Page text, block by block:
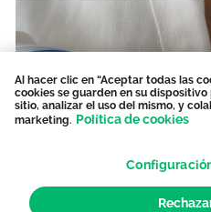
Reclamem un pla
protecció davant les
de calor per a les
Al hacer clic en “Aceptar todas las
cookies se guarden en su
sitio, analizar el uso del mismo, y
marketing. Política de cookies